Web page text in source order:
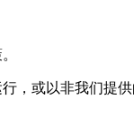
，或以非我们提